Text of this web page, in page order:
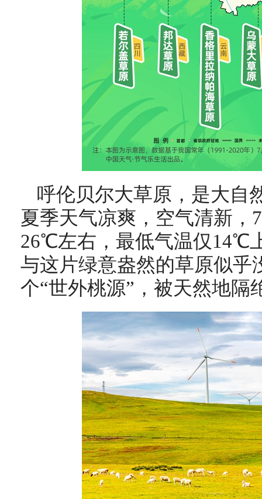
呼伦贝尔大草原，是大自
夏季天气凉爽，空气清新，
26℃左右，最低气温仅14℃
与这片绿意盎然的草原似乎
个“世外桃源”，被天然地隔